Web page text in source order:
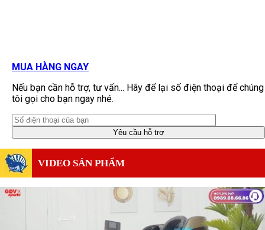
MUA HÀNG NGAY
Nếu bạn cần hỗ trợ, tư vấn... Hãy để lại số điện thoại để chúng
tôi gọi cho bạn ngay nhé.
VIDEO SẢN PHẨM